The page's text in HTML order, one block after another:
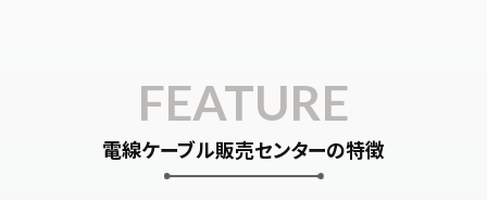
FEATURE
電線ケーブル販売センターの特徴